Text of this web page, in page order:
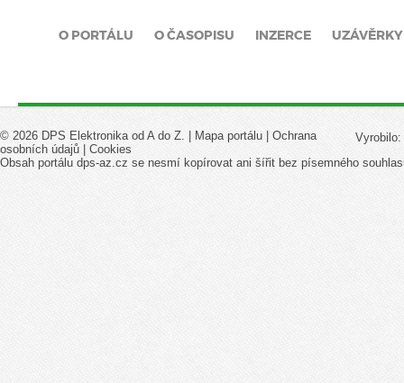
O PORTÁLU O ČASOPISU INZERCE UZÁVĚRKY
Vyrobilo:
© 2026 DPS Elektronika od A do Z. | Mapa portálu | Ochrana
osobních údajů | Cookies
Obsah portálu dps-az.cz se nesmí kopírovat ani šířit bez písemného